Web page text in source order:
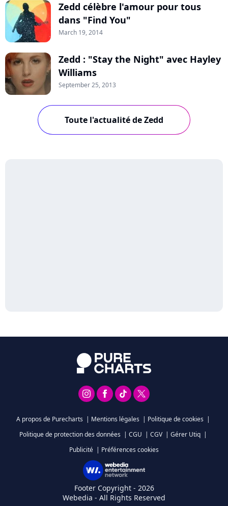
Zedd célèbre l'amour pour tous
dans "Find You"
March 19, 2014
Zedd : "Stay the Night" avec Hayley
Williams
September 25, 2013
Toute l'actualité de Zedd
A propos de Purecharts | Mentions légales | Politique de cookies |
Politique de protection des données | CGU | CGV | Gérer Utiq |
Publicité | Préférences cookies
Footer Copyright - 2026
Webedia - All Rights Reserved